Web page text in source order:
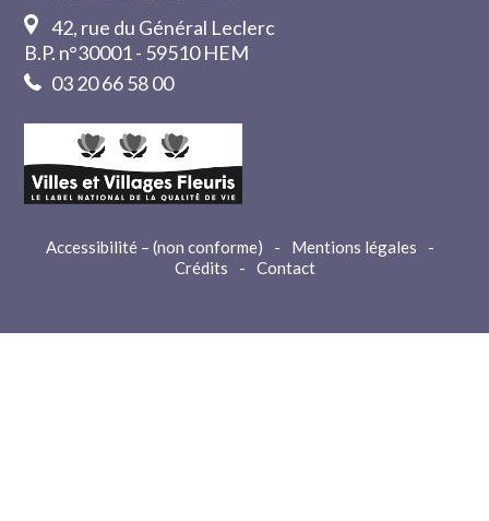
42, rue du Général Leclerc
B.P. n°30001 - 59510 HEM
03 20 66 58 00
Accessibilité – (non conforme) - Mentions légales
-
Crédits
- Contact